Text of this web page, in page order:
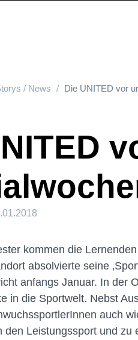
/ News Die UNITED vor
kommen die
absolvierte seine
anfangs Januar. In der
in die Sportwelt. Nebst
auch
den Leistungssport und